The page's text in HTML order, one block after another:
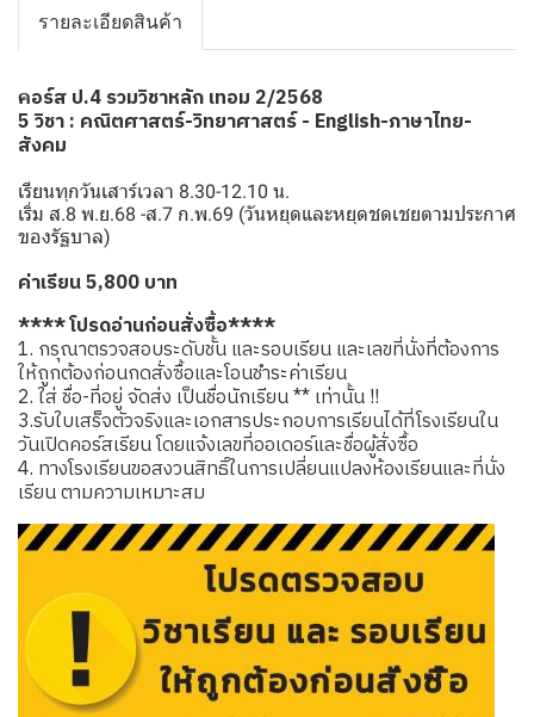
รายละเอียดสินค้า
คอร์ส ป.4 รวมวิชาหลัก เทอม 2/2568
5 วิชา : คณิตศาสตร์-วิทยาศาสตร์ - English-ภาษาไทย-
สังคม
เรียนทุกวันเสาร์เวลา 8.30-12.10 น.
เริ่ม ส.8 พ.ย.68 -ส.7 ก.พ.69 (วันหยุดและหยุดชดเชยตามประกาศ
ของรัฐบาล)
ค่าเรียน 5,800 บาท
**** โปรดอ่านก่อนสั่งซื้อ****
1. กรุณาตรวจสอบระดับชั้น และรอบเรียน และเลขที่นั่งที่ต้องการ
ให้ถูกต้องก่อนกดสั่งซื้อและโอนชำระค่าเรียน
2. ใส่ ชื่อ-ที่อยู่ จัดส่ง เป็นชื่อนักเรียน ** เท่านั้น !!
3.รับใบเสร็จตัวจริงและเอกสารประกอบการเรียนได้ที่โรงเรียนใน
วันเปิดคอร์สเรียน โดยแจ้งเลขที่ออเดอร์และชื่อผู้สั่งซื้อ
4. ทางโรงเรียนขอสงวนสิทธิ์ในการเปลี่ยนแปลงห้องเรียนและที่นั่ง
เรียน ตามความเหมาะสม